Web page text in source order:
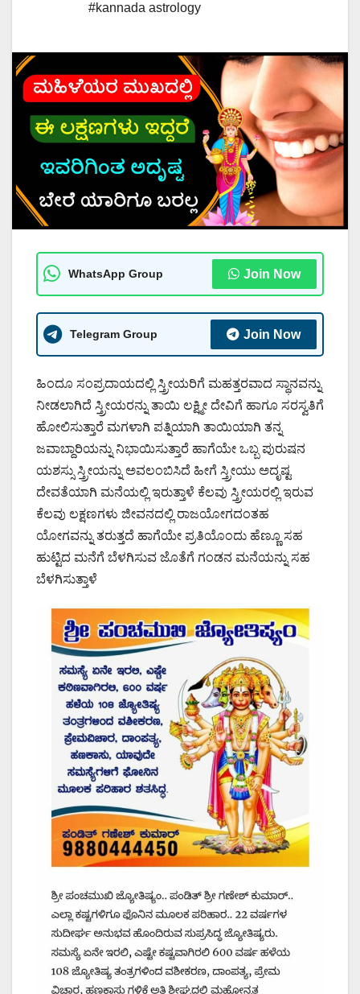
#kannada astrology
WhatsApp Group Join Now
Telegram Group Join Now
ಹಿಂದೂ ಸಂಪ್ರದಾಯದಲ್ಲಿ ಸ್ತ್ರೀಯರಿಗೆ ಮಹತ್ತರವಾದ ಸ್ಥಾನವನ್ನು
ನೀಡಲಾಗಿದೆ ಸ್ತ್ರೀಯರನ್ನು ತಾಯಿ ಲಕ್ಷ್ಮೀ ದೇವಿಗೆ ಹಾಗೂ ಸರಸ್ವತಿಗೆ
ಹೋಲಿಸುತ್ತಾರೆ ಮಗಳಾಗಿ ಪತ್ನಿಯಾಗಿ ತಾಯಿಯಾಗಿ ತನ್ನ
ಜವಾಬ್ದಾರಿಯನ್ನು ನಿಭಾಯಿಸುತ್ತಾರೆ ಹಾಗೆಯೇ ಒಬ್ಬ ಪುರುಷನ
ಯಶಸ್ಸು ಸ್ತ್ರೀಯನ್ನು ಅವಲಂಬಿಸಿದೆ ಹೀಗೆ ಸ್ತ್ರೀಯು ಅದೃಷ್ಟ
ದೇವತೆಯಾಗಿ ಮನೆಯಲ್ಲಿ ಇರುತ್ತಾಳೆ ಕೆಲವು ಸ್ತ್ರೀಯರಲ್ಲಿ ಇರುವ
ಕೆಲವು ಲಕ್ಷಣಗಳು ಜೀವನದಲ್ಲಿ ರಾಜಯೋಗದಂತಹ
ಯೋಗವನ್ನು ತರುತ್ತದೆ ಹಾಗೆಯೇ ಪ್ರತಿಯೊಂದು ಹೆಣ್ಣೂ ಸಹ
ಹುಟ್ಟಿದ ಮನೆಗೆ ಬೆಳಗಿಸುವ ಜೊತೆಗೆ ಗಂಡನ ಮನೆಯನ್ನು ಸಹ
ಬೆಳಗಿಸುತ್ತಾಳೆ